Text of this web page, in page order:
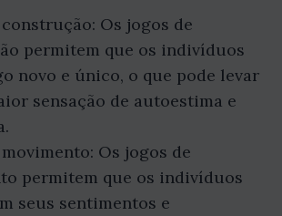
Os jogos de
permitem que os indivíduos
novo e único, o que pode levar
sensação de autoestima e
Os jogos de
permitem que os indivíduos
seus sentimentos e